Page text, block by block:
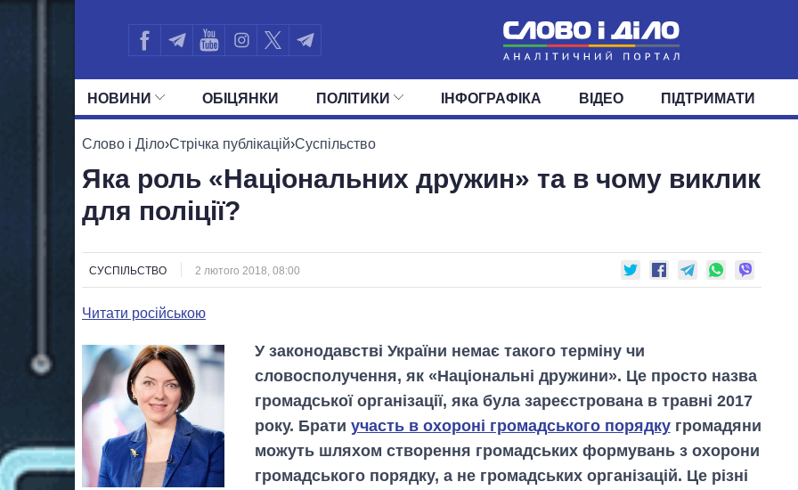
НОВИНИ
ПОЛІТИКА ЕКОНОМІКА СУСПІЛЬСТВО СВІТ
ОБIЦЯНКИ ПОЛIТИКИ
УСІ ПОЛІТИКИ ПРЕЗИДЕНТ І ОФІС
ДЕПУТАТИ КОМІТЕТИ ФРАКЦІЇ ОКРУГИ
ІНФОГРАФІКА ВІДЕО ПІДТРИМАТИ
Слово і Діло›Стрічка публікацій›Суспільство
Яка роль «Національних дружин» та в чому виклик
для поліції?
СУСПІЛЬСТВО 2 лютого 2018, 08:00
Читати російською
У законодавстві України немає такого терміну чи
словосполучення, як «Національні дружини». Це просто назва
громадської організації, яка була зареєстрована в травні 2017
року. Брати участь в охороні громадського порядкугромадяни
можуть шляхом створення громадських формувань з охорони
громадського порядку, а не громадських організацій. Це різні